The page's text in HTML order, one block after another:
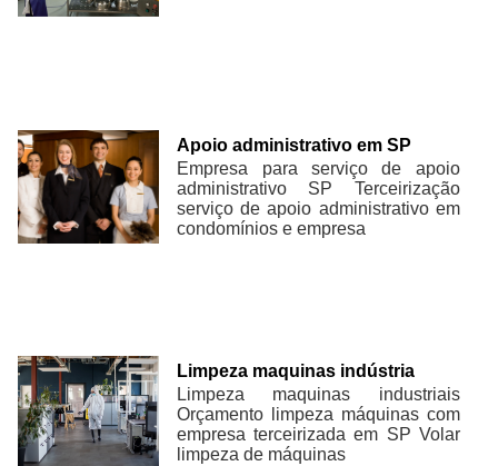
Apoio administrativo em SP
Empresa para serviço de apoio
administrativo SP Terceirização
serviço de apoio administrativo em
condomínios e empresa
Limpeza maquinas indústria
Limpeza maquinas industriais
Orçamento limpeza máquinas com
empresa terceirizada em SP Volar
limpeza de máquinas